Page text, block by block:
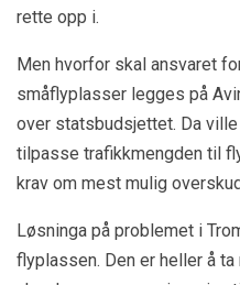
rette opp i.
Men hvorfor skal ansvaret
småflyplasser legges på
over statsbudsjettet. Da
tilpasse trafikkmengden til
krav om mest mulig
Løsninga på problemet i
flyplassen. Den er heller å